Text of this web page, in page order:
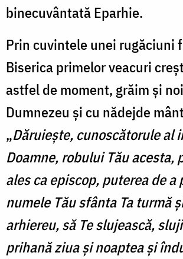
binecuvântată Eparhie.
Prin cuvintele unei rugăciuni
Biserica primelor veacuri
astfel de moment, grăim și
Dumnezeu și cu nădejde
„Dăruiește, cunoscătorule al
Doamne, robului Tău acesta,
ales ca episcop, puterea de a
numele Tău sfânta Ta turmă
arhiereu, să Te slujească,
prihană ziua și noaptea și